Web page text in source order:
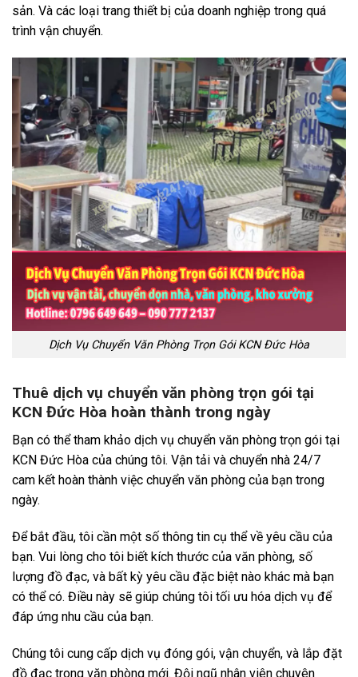
sản. Và các loại trang thiết bị của doanh nghiệp trong quá
trình vận chuyển.
Dịch Vụ Chuyển Văn Phòng Trọn Gói KCN Đức Hòa
Thuê dịch vụ chuyển văn phòng trọn gói tại
KCN Đức Hòa hoàn thành trong ngày
Bạn có thể tham khảo dịch vụ chuyển văn phòng trọn gói tại
KCN Đức Hòa của chúng tôi. Vận tải và chuyển nhà 24/7
cam kết hoàn thành việc chuyển văn phòng của bạn trong
ngày.
Để bắt đầu, tôi cần một số thông tin cụ thể về yêu cầu của
bạn. Vui lòng cho tôi biết kích thước của văn phòng, số
lượng đồ đạc, và bất kỳ yêu cầu đặc biệt nào khác mà bạn
có thể có. Điều này sẽ giúp chúng tôi tối ưu hóa dịch vụ để
đáp ứng nhu cầu của bạn.
Chúng tôi cung cấp dịch vụ đóng gói, vận chuyển, và lắp đặt
đồ đạc trong văn phòng mới. Đội ngũ nhân viên chuyên